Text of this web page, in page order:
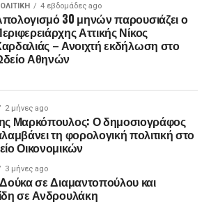
4 εβδομάδες ago
30 μηνών παρουσιάζει ο
Αττικής Νίκος
– Ανοιχτή εκδήλωση στο
Αθηνών
2 μήνες ago
Μαρκόπουλος: Ο δημοσιογράφος
τη φορολογική πολιτική στο
Οικονομικών
3 μήνες ago
σε Διαμαντοπούλου και
σε Ανδρουλάκη